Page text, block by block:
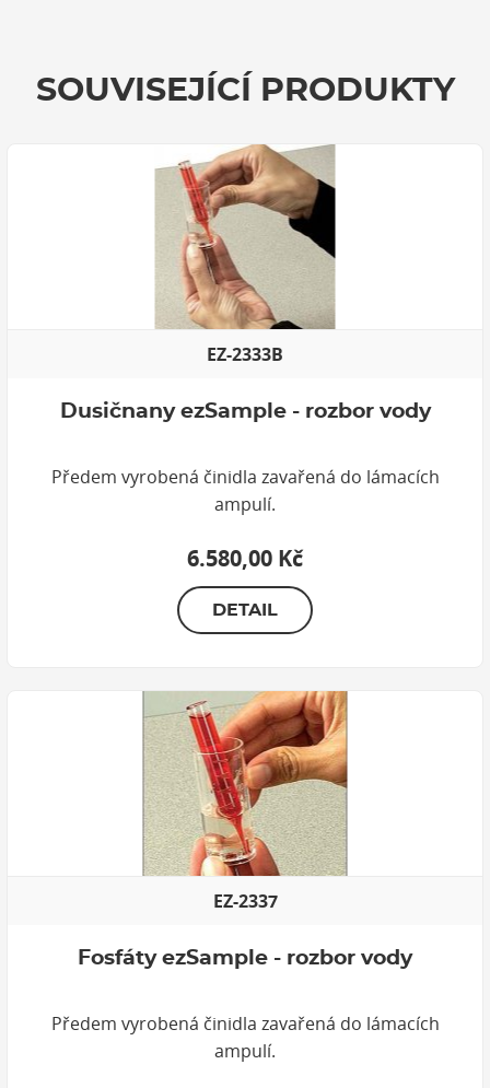
SOUVISEJÍCÍ PRODUKTY
EZ-2333B
Dusičnany ezSample - rozbor vody
Předem vyrobená činidla zavařená do lámacích
ampulí.
6.580,00 Kč
DETAIL
EZ-2337
Fosfáty ezSample - rozbor vody
Předem vyrobená činidla zavařená do lámacích
ampulí.